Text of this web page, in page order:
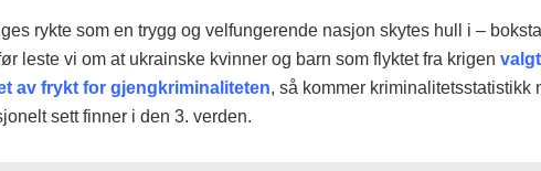
rykte som en trygg og velfungerende nasjon skytes hull i –
leste vi om at ukrainske kvinner og barn som flyktet fra krigen
av frykt for gjengkriminaliteten, så kommer kriminalitetsstatistikk
sett finner i den 3. verden.